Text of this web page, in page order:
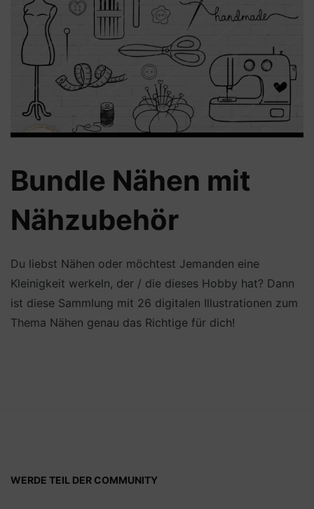
Bundle Nähen mit
Nähzubehör
Du liebst Nähen oder möchtest Jemanden eine
Kleinigkeit werkeln, der / die dieses Hobby hat? Dann
ist diese Sammlung mit 26 digitalen Illustrationen zum
Thema Nähen genau das Richtige für dich!
WERDE TEIL DER COMMUNITY